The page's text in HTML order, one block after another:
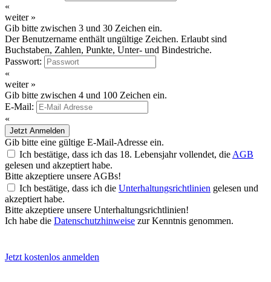
«
weiter »
Gib bitte zwischen 3 und 30 Zeichen ein.
Der Benutzername enthält ungültige Zeichen. Erlaubt sind
Buchstaben, Zahlen, Punkte, Unter- und Bindestriche.
Passwort:
«
weiter »
Gib bitte zwischen 4 und 100 Zeichen ein.
E-Mail:
«
Jetzt Anmelden
Gib bitte eine gültige E-Mail-Adresse ein.
Ich bestätige, dass ich das 18. Lebensjahr vollendet, die AGB
gelesen und akzeptiert habe.
Bitte akzeptiere unsere AGBs!
Ich bestätige, dass ich die Unterhaltungsrichtlinien gelesen und
akzeptiert habe.
Bitte akzeptiere unsere Unterhaltungsrichtlinien!
Ich habe die Datenschutzhinweise zur Kenntnis genommen.
Jetzt kostenlos anmelden